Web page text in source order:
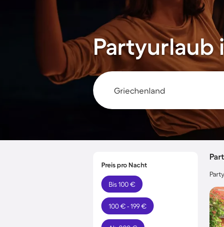
Partyurlaub
Preis pro Nacht
Bis 100 €
100 € - 199 €